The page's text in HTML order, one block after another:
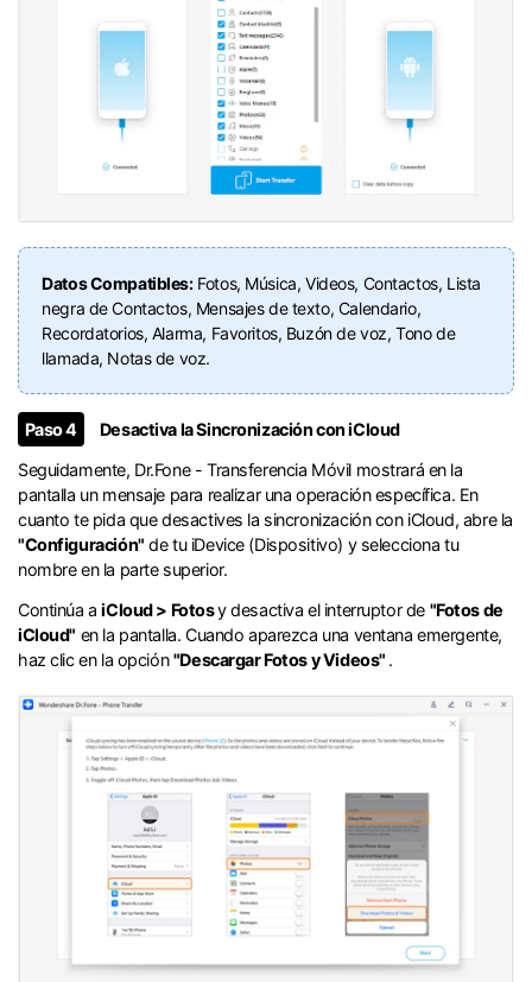
Datos Compatibles:Fotos, Música, Videos, Contactos, Lista
negra de Contactos, Mensajes de texto, Calendario,
Recordatorios, Alarma, Favoritos, Buzón de voz, Tono de
llamada, Notas de voz.󠀲󠀩󠀧󠀣󠀡󠀡󠀢󠀧󠀳
󠀰Paso 4
Desactiva la Sincronización con iCloud󠀲󠀩󠀧󠀣󠀡󠀡󠀢󠀨󠀳
Seguidamente, Dr.Fone - Transferencia Móvil mostrará en la
pantalla un mensaje para realizar una operación específica.󠀲󠀩󠀧󠀣󠀡󠀡󠀢󠀩󠀳󠀰 En
cuanto te pida que desactives la sincronización con iCloud, abre la
"Configuración" de tu iDevice (Dispositivo) y selecciona tu
nombre en la parte superior.󠀲󠀩󠀧󠀣󠀡󠀡󠀣󠀠󠀳
Continúa aiCloud > Fotosy desactiva el interruptor de "Fotos de
iCloud" en la pantalla.󠀲󠀩󠀧󠀣󠀡󠀡󠀣󠀡󠀳󠀰 Cuando aparezca una ventana emergente,
haz clic en la opción"Descargar Fotos y Videos"󠀲󠀩󠀧󠀣󠀡󠀡󠀣󠀢󠀳 .